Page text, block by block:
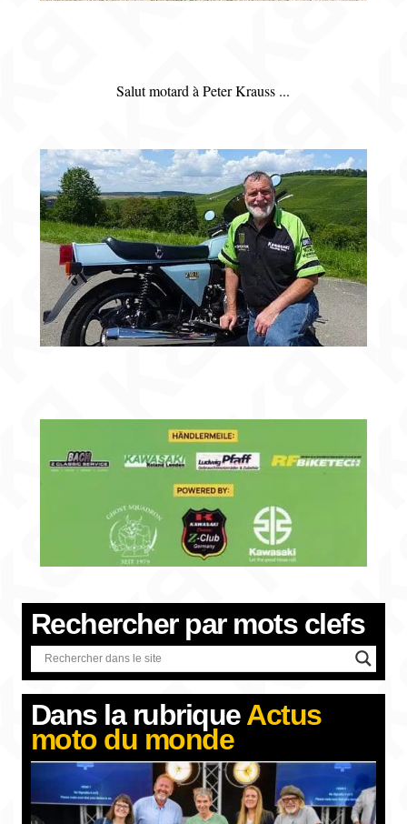
Salut motard à Peter Krauss ...
Rechercher par mots clefs
Dans la rubriqueActus
moto du monde